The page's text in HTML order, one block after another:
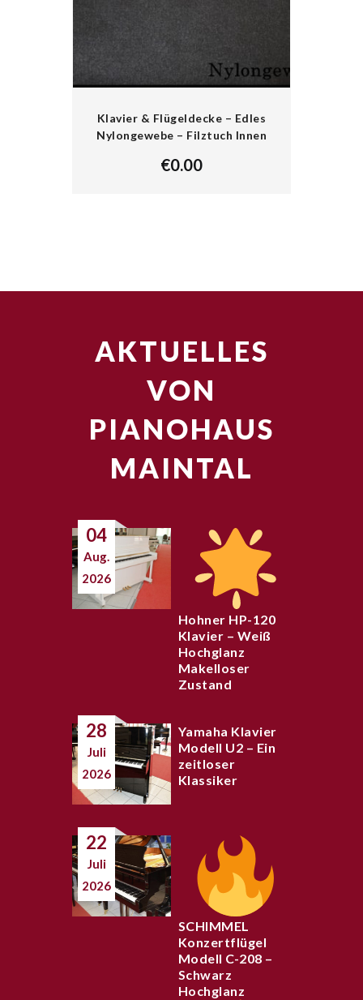
Klavier & Flügeldecke – Edles
Nylongewebe – Filztuch Innen
€0.00
AKTUELLES
VON
PIANOHAUS
MAINTAL
04
Aug.
2026
Hohner HP-120
Klavier – Weiß
Hochglanz
Makelloser
Zustand
28
Juli
2026
Yamaha Klavier
Modell U2 – Ein
zeitloser
Klassiker
22
Juli
2026
SCHIMMEL
Konzertflügel
Modell C-208 –
Schwarz
Hochglanz